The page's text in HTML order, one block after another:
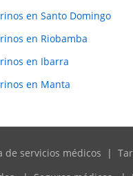
en Santo Domingo
en Riobamba
en Ibarra
en Manta
de servicios médicos |